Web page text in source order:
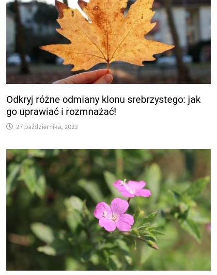
Odkryj różne odmiany klonu srebrzystego: jak
go uprawiać i rozmnażać!
27 października, 2023